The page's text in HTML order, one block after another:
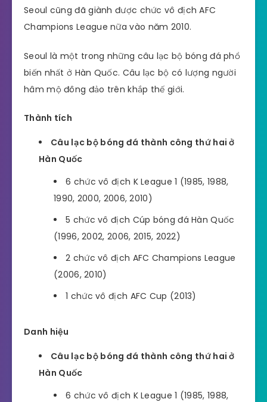
Seoul cũng đã giành được chức vô địch AFC
Champions League nữa vào năm 2010.
Seoul là một trong những câu lạc bộ bóng đá phổ
biến nhất ở Hàn Quốc. Câu lạc bộ có lượng người
hâm mộ đông đảo trên khắp thế giới.
Thành tích
Câu lạc bộ bóng đá thành công thứ hai ở
Hàn Quốc
6 chức vô địch K League 1 (1985, 1988,
1990, 2000, 2006, 2010)
5 chức vô địch Cúp bóng đá Hàn Quốc
(1996, 2002, 2006, 2015, 2022)
2 chức vô địch AFC Champions League
(2006, 2010)
1 chức vô địch AFC Cup (2013)
Danh hiệu
Câu lạc bộ bóng đá thành công thứ hai ở
Hàn Quốc
6 chức vô địch K League 1 (1985, 1988,